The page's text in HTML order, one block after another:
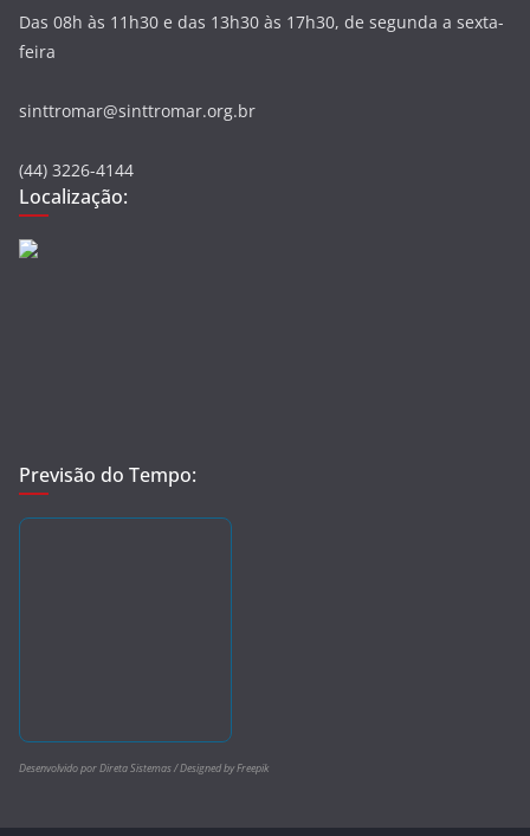
Das 08h às 11h30 e das 13h30 às 17h30, de segunda a sexta-
feira
sinttromar@sinttromar.org.br
(44) 3226-4144
Localização:
Previsão do Tempo:
Desenvolvido por Direta Sistemas /Designed by Freepik